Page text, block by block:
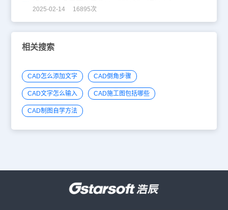
2025-02-14 16895次
相关搜索
CAD怎么添加文字 CAD倒角步骤
CAD文字怎么输入 CAD施工图包括哪些
CAD制图自学方法